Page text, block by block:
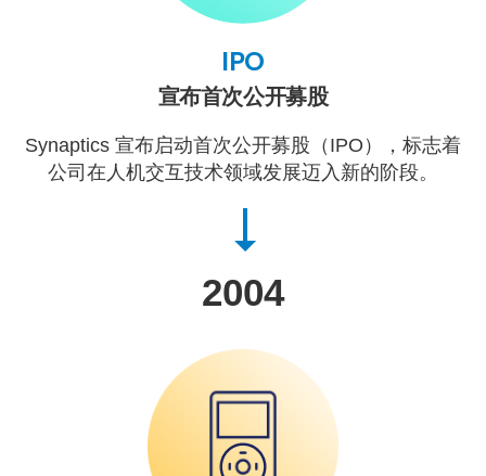
IPO
宣布首次公开募股
Synaptics 宣布启动首次公开募股（IPO），标志着
公司在人机交互技术领域发展迈入新的阶段。
2004